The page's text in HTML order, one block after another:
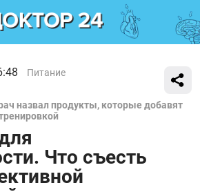
Питание
назвал продукты, которые добавят
Что съесть